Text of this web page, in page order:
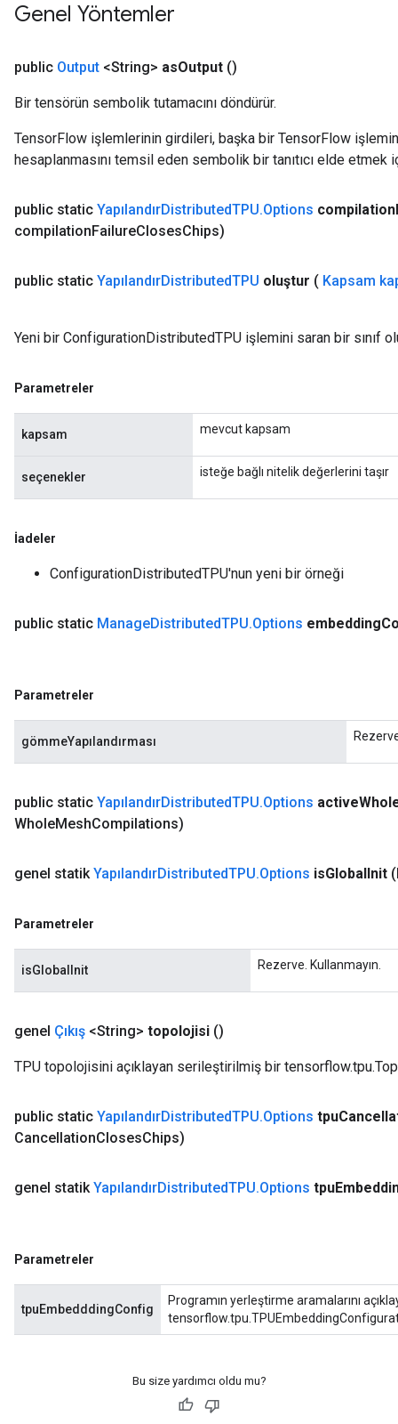
Genel Yöntemler
public Output <String> asOutput ()
Bir tensörün sembolik tutamacını döndürür.
TensorFlow işlemlerinin girdileri, başka bir TensorFlow
hesaplanmasını temsil eden sembolik bir tanıtıcı elde etmek
public static YapılandırDistributedTPU.Options compilation
compilationFailureClosesChips)
public static YapılandırDistributedTPU oluştur ( Kapsam
Yeni bir ConfigurationDistributedTPU işlemini saran bir sınıf
Parametreler
kapsam mevcut kapsam
seçenekler isteğe bağlı nitelik değerlerini taşır
İadeler
ConfigurationDistributedTPU'nun yeni bir örneği
public static ManageDistributedTPU.Options embedding
Parametreler
gömmeYapılandırması
public static YapılandırDistributedTPU.Options active
WholeMeshCompilations)
genel statikYapılandırDistributedTPU.Options isGlobalInit
Parametreler
isGlobalInit Rezerve. Kullanmayın.
genel Çıkış <String> topolojisi ()
TPU topolojisini açıklayan serileştirilmiş bir
public static YapılandırDistributedTPU.Options tpu
CancellationClosesChips)
genel statikYapılandırDistributedTPU.Options tpu
Parametreler
tpuEmbedddingConfig
Programın yerleştirme aramalarını
Bu size yardımcı oldu mu?